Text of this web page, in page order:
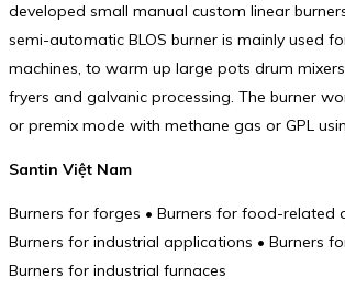
developed small manual custom linear
semi-automatic BLOS burner is mainly used
machines, to warm up large pots drum
fryers and galvanic processing. The burner
or premix mode with methane gas or GPL
Santin Việt Nam
Burners for forges • Burners for food-related
Burners for industrial applications • Burners
Burners for industrial furnaces